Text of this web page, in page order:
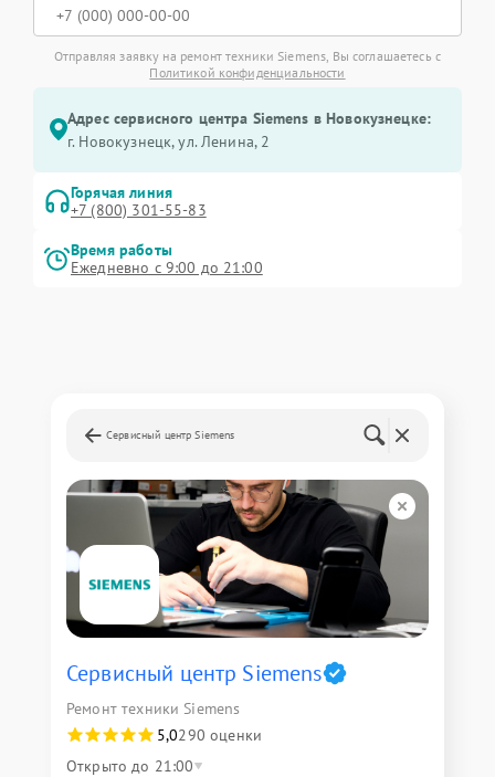
Отправляя заявку на ремонт техники Siemens, Вы соглашаетесь с
Политикой конфиденциальности
Адрес сервисного центра Siemens в Новокузнецке:
г. Новокузнецк, ул. Ленина, 2
Горячая линия
+7 (800) 301-55-83
Время работы
Ежедневно с 9:00 до 21:00
Сервисный центр Siemens
Сервисный центр Siemens
Ремонт техники Siemens
5,0290 оценки
Открыто до 21:00